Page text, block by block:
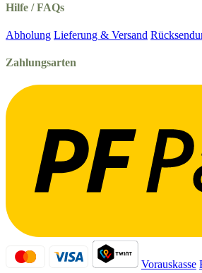
Hilfe / FAQs
Abholung Lieferung & Versand
Zahlungsarten
Vorauskasse